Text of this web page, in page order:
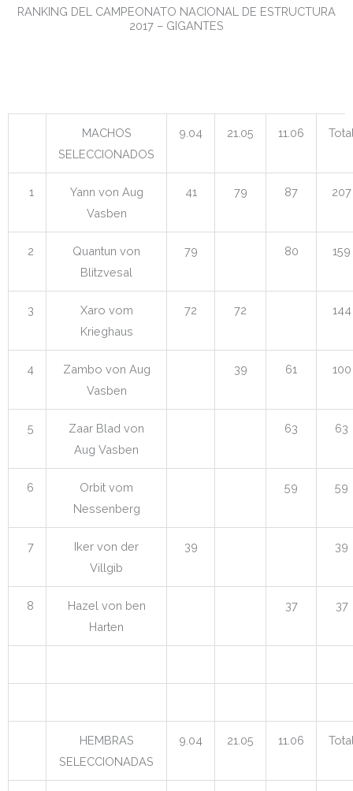
RANKING DEL CAMPEONATO NACIONAL DE ESTRUCTURA
2017 – GIGANTES
MACHOS
SELECCIONADOS
9.04 21.05 11.06
1
Yann von Aug
Vasben
41 79 87 207
2
Quantun von
Blitzvesal
79 80 159
3
Xaro vom
Krieghaus
72 72 144
4
Zambo von Aug
Vasben
39 61 100
5
Zaar Blad von
Aug Vasben
63 63
6
Orbit vom
Nessenberg
59 59
7
Iker von der
Villgib
39 39
8
Hazel von ben
Harten
37 37
HEMBRAS
SELECCIONADAS
9.04 21.05 11.06